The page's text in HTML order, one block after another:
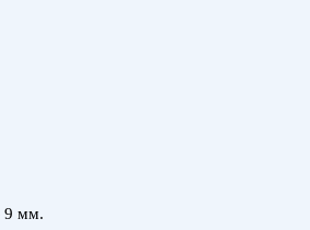
9 мм.